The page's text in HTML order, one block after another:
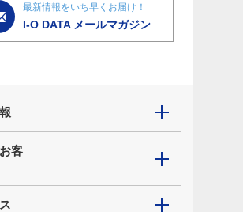
最新情報をいち早くお届け！
I-O DATA メールマガジン
客